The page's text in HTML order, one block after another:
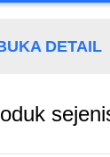
DETAIL